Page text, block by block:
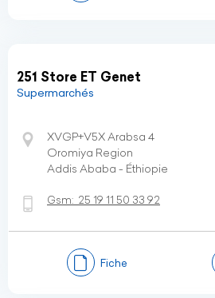
251 Store ET Genet
Supermarchés
XVGP+V5X Arabsa 4
Oromiya Region
Addis Ababa - Éthiopie
Gsm: 25 19 11 50 33 92
Fiche